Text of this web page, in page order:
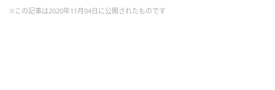
※この記事は2020年11月04日に公開されたものです